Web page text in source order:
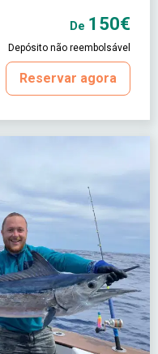
De 150€
Depósito não reembolsável
Reservar agora